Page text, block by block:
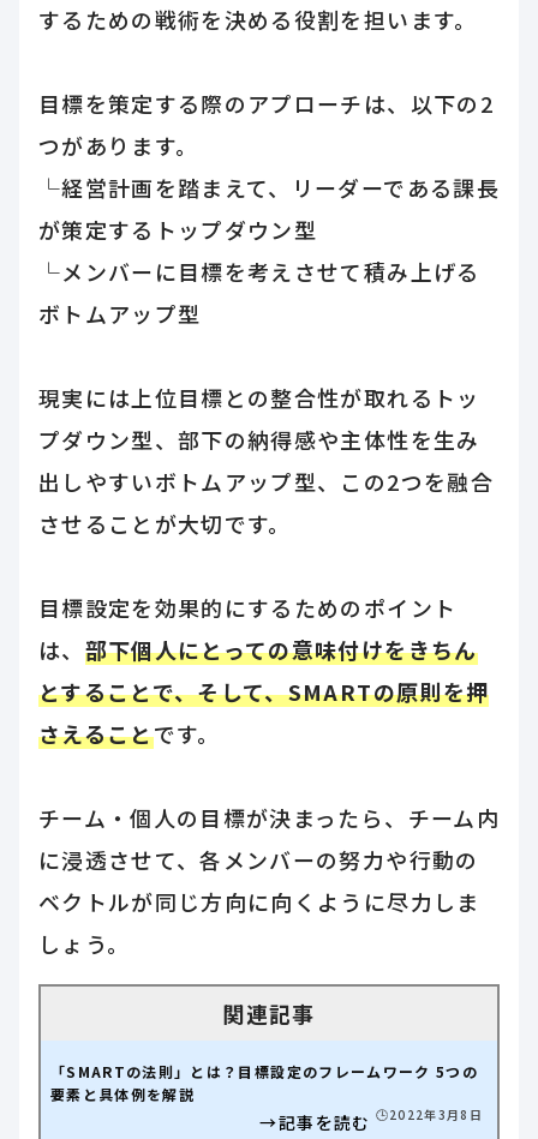
するための戦術を決める役割を担います。
目標を策定する際のアプローチは、以下の2
つがあります。
└経営計画を踏まえて、リーダーである課長
が策定するトップダウン型
└メンバーに目標を考えさせて積み上げる
ボトムアップ型
現実には上位目標との整合性が取れるトッ
プダウン型、部下の納得感や主体性を生み
出しやすいボトムアップ型、この2つを融合
させることが大切です。
目標設定を効果的にするためのポイント
は、 部下個人にとっての意味付けをきちん
とすることで、そして、SMARTの原則を押
さえることです。
チーム・個人の目標が決まったら、チーム内
に浸透させて、各メンバーの努力や行動の
ベクトルが同じ方向に向くように尽力しま
しょう。
「SMARTの法則」とは？目標設定のフレームワーク 5つの
要素と具体例を解説
🕒️2022年3月8日